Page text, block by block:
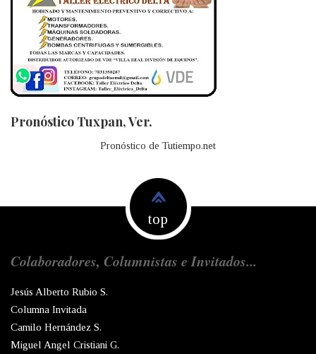
Pronóstico Tuxpan, Ver.
Pronóstico de Tutiempo.net
top
Colaboradores, Columnistas e Invitados...
Jesús Alberto Rubio S.
Columna Invitada
Camilo Hernández S.
Miguel Angel Cristiani G.